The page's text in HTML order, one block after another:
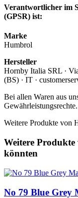
Verantwortlicher im
(GPSR) ist:
Marke
Humbrol
Hersteller
Hornby Italia SRL ·
(BS) · IT ·
Bei allen Waren aus
Gewährleistungsrechte.
Weitere Produkte von
Weitere Produkte
könnten
No 79 Blue Grey